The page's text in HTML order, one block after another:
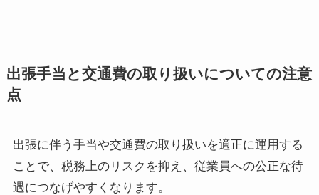
出張手当と交通費の取り扱いについての注意
点
出張に伴う手当や交通費の取り扱いを適正に運用する
ことで、税務上のリスクを抑え、従業員への公正な待
遇につなげやすくなります。